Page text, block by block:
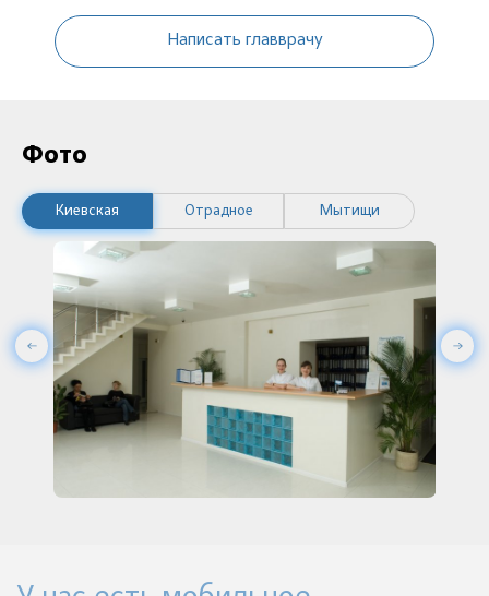
Написать главврачу
Фото
Киевская Отрадное Мытищи